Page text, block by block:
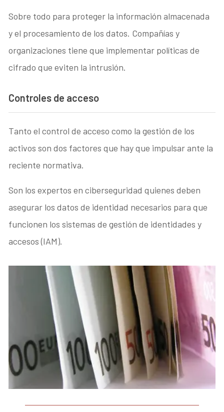
Sobre todo para proteger la información almacenada
y el procesamiento de los datos. Compañías y
organizaciones tiene que implementar políticas de
cifrado que eviten la intrusión.
Controles de acceso
Tanto el control de acceso como la gestión de los
activos son dos factores que hay que impulsar ante la
reciente normativa.
Son los expertos en ciberseguridad quienes deben
asegurar los datos de identidad necesarios para que
funcionen los sistemas de gestión de identidades y
accesos (IAM).